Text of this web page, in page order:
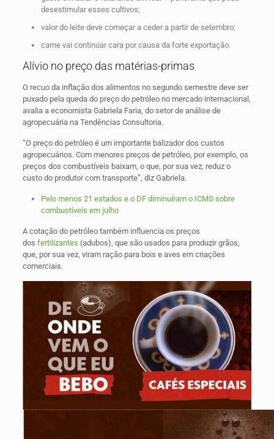
desestimular esses cultivos;
valor do leite deve começar a ceder a partir de setembro;
carne vai continuar cara por causa da forte exportação.
Alívio no preço das matérias-primas
O recuo da inflação dos alimentos no segundo semestre deve ser
puxado pela queda do preço do petróleo no mercado internacional,
avalia a economista Gabriela Faria, do setor de análise de
agropecuária na Tendências Consultoria.
“O preço do petróleo é um importante balizador dos custos
agropecuários. Com menores preços de petróleo, por exemplo, os
preços dos combustíveis baixam, o que, por sua vez, reduz o
custo do produtor com transporte”, diz Gabriela.
Pelo menos 21 estados e o DF diminuíram o ICMS sobre
combustíveis em julho
A cotação do petróleo também influencia os preços
dos fertilizantes (adubos), que são usados para produzir grãos,
que, por sua vez, viram ração para bois e aves em criações
comerciais.